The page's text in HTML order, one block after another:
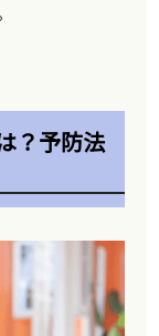
？予防法